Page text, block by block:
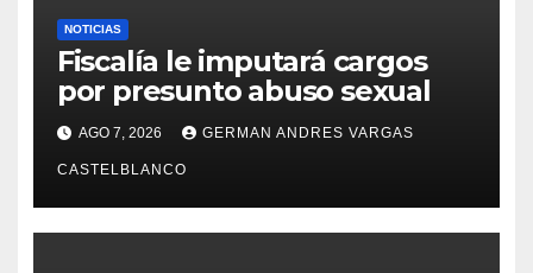
NOTICIAS
Fiscalía le imputará cargos
por presunto abuso sexual
AGO 7, 2026 GERMAN ANDRES VARGAS
CASTELBLANCO